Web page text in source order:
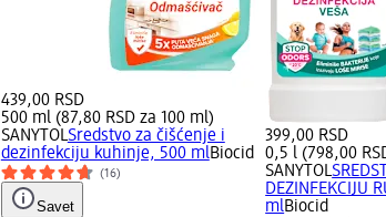
439,00 RSD
500 ml (87,80 RSD za 100 ml)
SANYTOLSredstvo za čišćenje i
dezinfekciju kuhinje, 500 mlBiocid
(16)
Savet
399,00 RSD
0,5 l (798,00
SANYTOL
DEZINFEKCIJU
mlBiocid